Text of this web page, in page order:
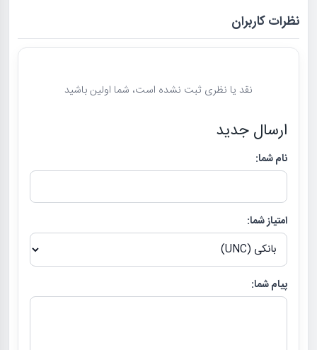
نظرات کاربران
نقد یا نظری ثبت نشده است، شما اولین باشید
ارسال جدید
نام شما:
امتیاز شما:
پیام شما: